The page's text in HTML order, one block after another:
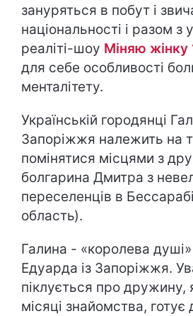
зануряться в побут і
національності і разом з
реаліті-шоу Міняю жінку
для себе особливості
менталітету.
Українській городянці
Запоріжжя належить на
помінятися місцями з
болгарина Дмитра з
переселенців в
область).
Галина - «королева
Едуарда із Запоріжжя.
піклується про дружину,
місяці знайомства, готує